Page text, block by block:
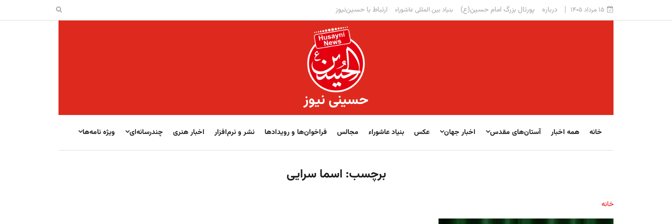
۱۵ مرداد ۱۴۰۵ درباره پورتال بزرگ امام حسین(ع) بنیاد بین المللی عاشوراء ارتباط با حسین‌نیوز
حسینی نیوز
خانه همه اخبار آستان‌های مقدس اخبار جهان عکس بنیاد عاشوراء مجالس فراخوان‌‏‏‏ها و رویدادها نشر و نرم‌افزار اخبار هنری چندرسانه‌ای ویژه نامه‌ها
برچسب: اسما سرایی
خانه